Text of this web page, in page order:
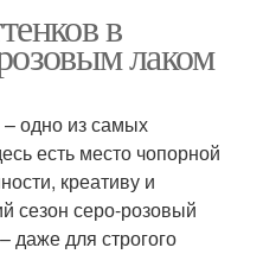
в
лаком
одно из самых
есть место чопорной
креативу и
сезон серо-розовый
даже для строгого